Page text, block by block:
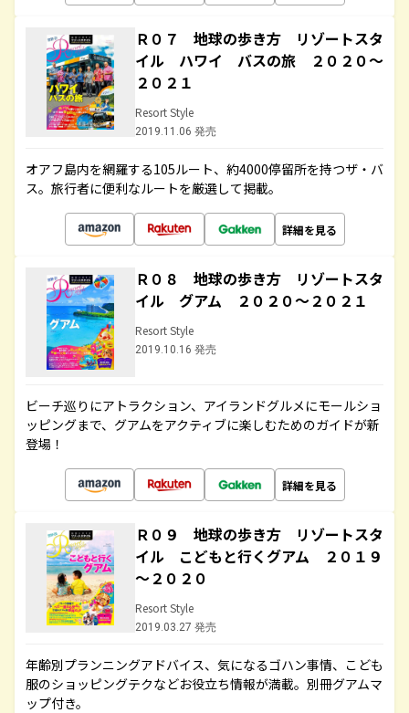
Ｒ０７ 地球の歩き方 リゾートスタ
イル ハワイ バスの旅 ２０２０～
２０２１
Resort Style
2019.11.06 発売
オアフ島内を網羅する105ルート、約4000停留所を持つザ・バ
ス。旅行者に便利なルートを厳選して掲載。
詳細を見る
Ｒ０８ 地球の歩き方 リゾートスタ
イル グアム ２０２０～２０２１
Resort Style
2019.10.16 発売
ビーチ巡りにアトラクション、アイランドグルメにモールショ
ッピングまで、グアムをアクティブに楽しむためのガイドが新
登場！
詳細を見る
Ｒ０９ 地球の歩き方 リゾートスタ
イル こどもと行くグアム ２０１９
～２０２０
Resort Style
2019.03.27 発売
年齢別プランニングアドバイス、気になるゴハン事情、こども
服のショッピングテクなどお役立ち情報が満載。別冊グアムマ
ップ付き。